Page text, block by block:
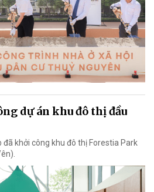
dự án khu đô thị đầu
đã khởi công khu đô thị Forestia Park